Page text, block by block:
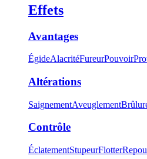
Effets
Avantages
ÉgideAlacritéFureurPouvoir
Altérations
SaignementAveuglement
Contrôle
ÉclatementStupeurFlotter